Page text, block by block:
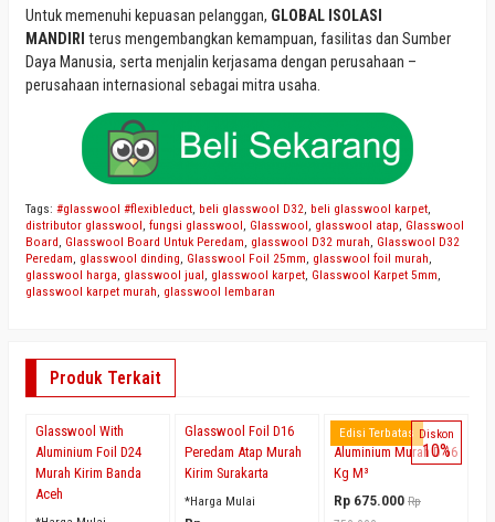
Untuk memenuhi kepuasan pelanggan, GLOBAL ISOLASI
MANDIRI terus mengembangkan kemampuan, fasilitas dan Sumber
Daya Manusia, serta menjalin kerjasama dengan perusahaan –
perusahaan internasional sebagai mitra usaha.
Tags: #glasswool #flexibleduct beli glasswool D32 beli glasswool karpet
distributor glasswool fungsi glasswool Glasswool glasswool atap Glasswool
Board Glasswool Board Untuk Peredam glasswool D32 murah Glasswool D32
Peredam glasswool dinding Glasswool Foil 25mm glasswool foil murah
glasswool harga glasswool jual glasswool karpet Glasswool Karpet 5mm
glasswool karpet murah glasswool lembaran
Produk Terkait
Glasswool With
Aluminium Foil D24
Murah Kirim Banda
Aceh
Glasswool Foil D16
Peredam Atap Murah
Kirim Surakarta
*Harga Mulai
Edisi Terbatas Diskon
10%
Glasswool Roll
Aluminium Murah D 16
Kg M³
Rp 675.000 Rp